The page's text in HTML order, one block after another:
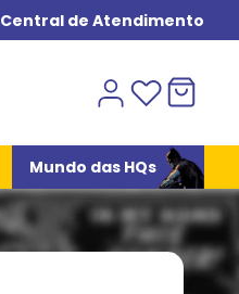
Central de Atendimento
Mundo das HQs